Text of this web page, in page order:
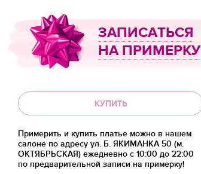
ЗАПИСАТЬСЯ
НА ПРИМЕРКУ
КУПИТЬ
Примерить и купить платье можно в нашем
салоне по адресу ул. Б. ЯКИМАНКА 50 (м.
ОКТЯБРЬСКАЯ) ежедневно с 10:00 до 22:00
по предварительной записи на примерку!